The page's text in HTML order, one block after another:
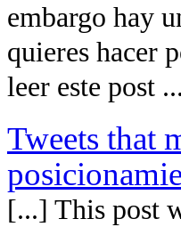
embargo hay
quieres hacer
leer este post
Tweets that
[...] This post